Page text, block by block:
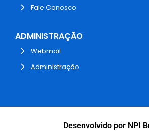
Fale Conosco
ADMINISTRAÇÃO
Webmail
Administração
Desenvolvido por NPI